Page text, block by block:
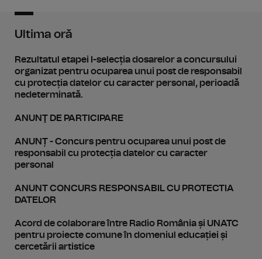
Ultima oră
Rezultatul etapei I-selecția dosarelor a concursului
organizat pentru ocuparea unui post de responsabil
cu protecția datelor cu caracter personal, perioadă
nedeterminată.
ANUNŢ DE PARTICIPARE
ANUNȚ - Concurs pentru ocuparea unui post de
responsabil cu protecția datelor cu caracter
personal
ANUNT CONCURS RESPONSABIL CU PROTECTIA
DATELOR
Acord de colaborare între Radio România și UNATC
pentru proiecte comune în domeniul educației și
cercetării artistice